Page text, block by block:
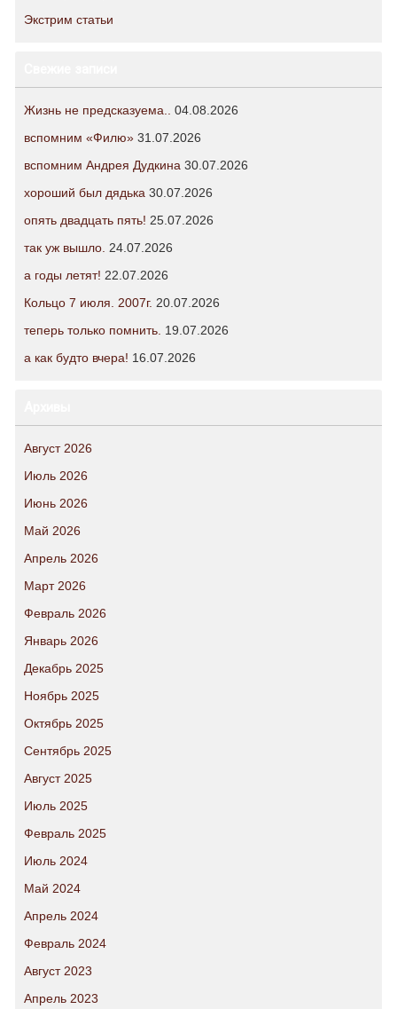
Экстрим статьи
Жизнь не предсказуема..
04.08.2026
вспомним «Филю» 31.07.2026
вспомним Андрея Дудкина 30.07.2026
хороший был дядька 30.07.2026
опять двадцать пять! 25.07.2026
так уж вышло. 24.07.2026
а годы летят! 22.07.2026
Кольцо 7 июля. 2007г. 20.07.2026
теперь только помнить. 19.07.2026
а как будто вчера! 16.07.2026
Август 2026
Июль 2026
Июнь 2026
Май 2026
Апрель 2026
Март 2026
Февраль 2026
Январь 2026
Декабрь 2025
Ноябрь 2025
Октябрь 2025
Сентябрь 2025
Август 2025
Июль 2025
Февраль 2025
Июль 2024
Май 2024
Апрель 2024
Февраль 2024
Август 2023
Апрель 2023